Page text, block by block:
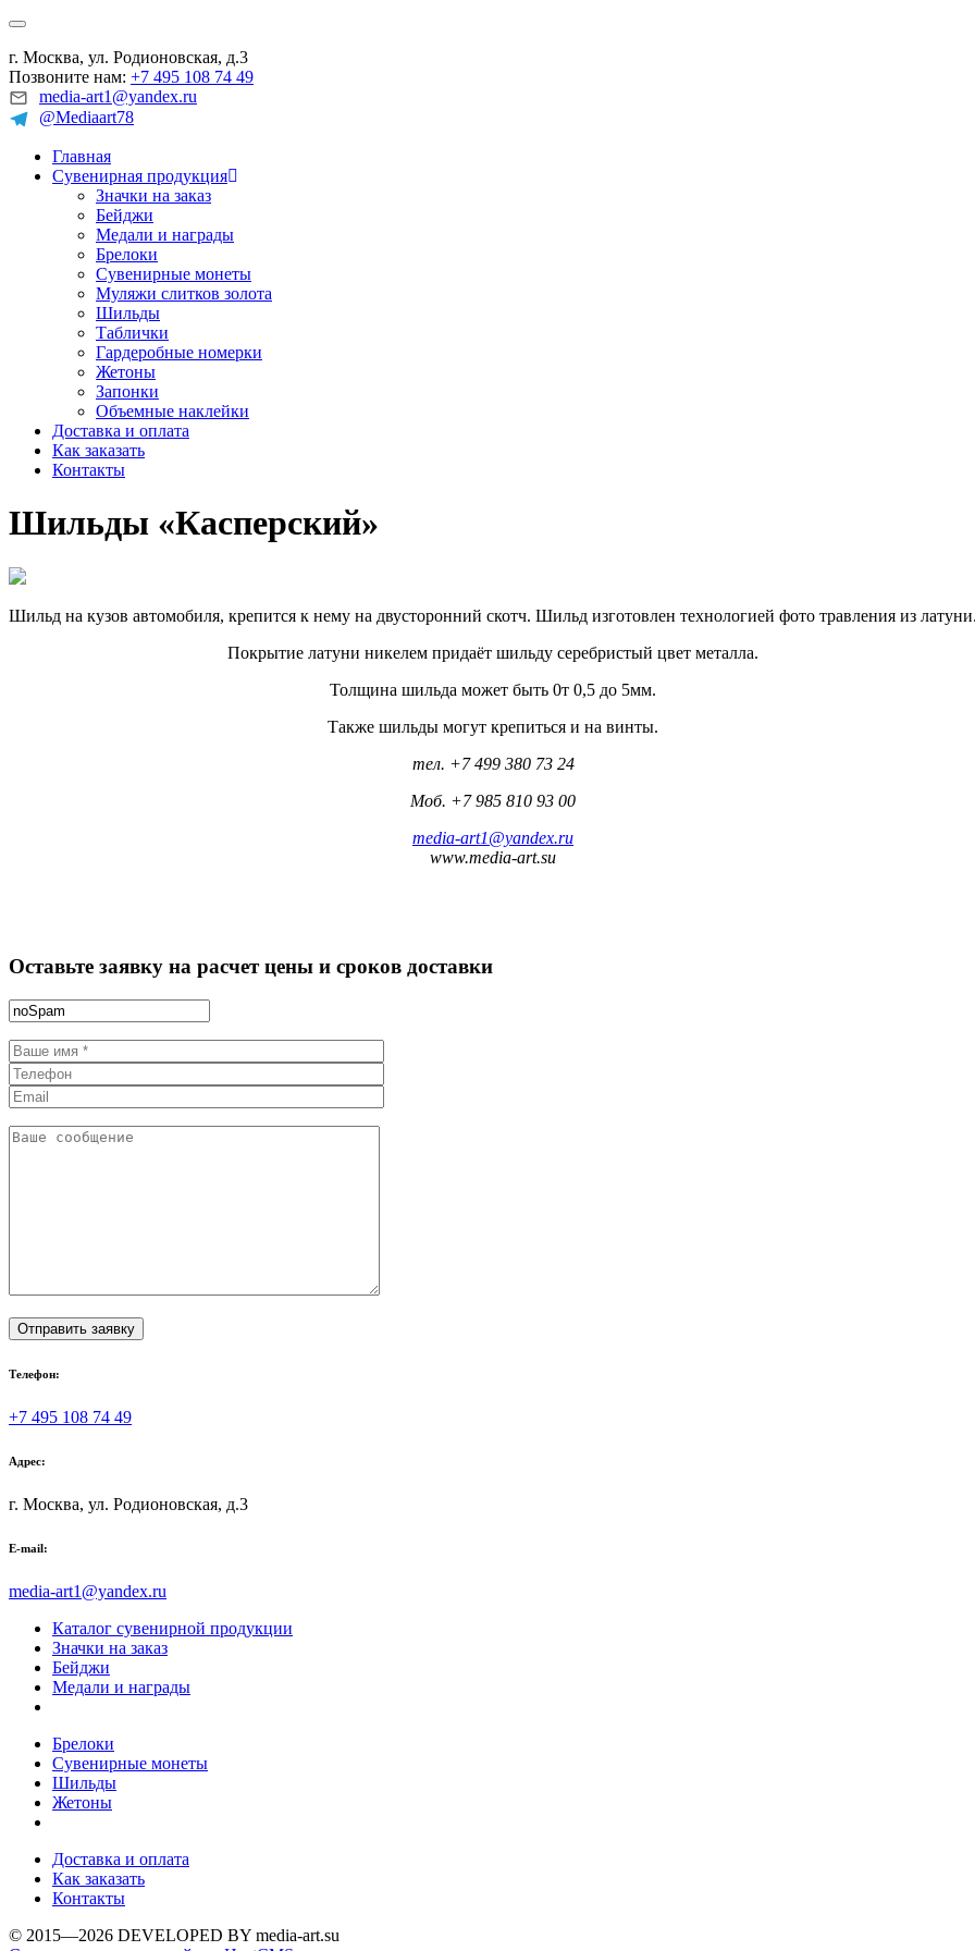
г. Москва, ул. Родионовская, д.3
Позвоните нам: +7 495 108 74 49
media-art1@yandex.ru
@Mediaart78
Главная
Сувенирная продукция
Значки на заказ
Бейджи
Медали и награды
Брелоки
Сувенирные монеты
Муляжи слитков золота
Шильды
Таблички
Гардеробные номерки
Жетоны
Запонки
Объемные наклейки
Доставка и оплата
Как заказать
Контакты
Шильды «Касперский»
Шильд на кузов автомобиля, крепится к нему на двусторонний скотч. Шильд изготовлен технологией фото травления из
Покрытие латуни никелем придаёт шильду серебристый цвет металла.
Толщина шильда может быть 0т 0,5 до 5мм.
Также шильды могут крепиться и на винты.
тел. +7 499 380 73 24
Моб. +7 985 810 93 00
media-art1@yandex.ru
www.media-art.su
Оставьте заявку на расчет цены и сроков доставки
Телефон:
+7 495 108 74 49
Адрес:
г. Москва, ул. Родионовская, д.3
E-mail:
media-art1@yandex.ru
Каталог сувенирной продукции
Значки на заказ
Бейджи
Медали и награды
Брелоки
Сувенирные монеты
Шильды
Жетоны
Доставка и оплата
Как заказать
Контакты
© 2015—2026 DEVELOPED BY media-art.su